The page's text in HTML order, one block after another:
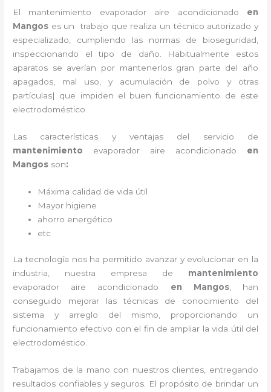
El mantenimiento evaporadoraire acondicionado en
Mangos es un
trabajo que realiza un técnico autorizado y
especializado, cumpliendo las normas de bioseguridad,
inspeccionando el tipo de daño. Habitualmente estos
aparatos se averían por mantenerlos gran parte del año
apagados, mal uso, y acumulación de polvo y otras
partículas| que impiden el buen funcionamiento de este
electrodoméstico.
Las características y ventajas del servicio de
mantenimiento evaporador aire acondicionado en
Mangos son:
Máxima calidad de vida útil
Mayor higiene
ahorro energético
etc
La tecnología nos ha permitido avanzar y evolucionar en la
industria, nuestra empresa de mantenimiento
evaporador aire acondicionado en Mangos, han
conseguido mejorar las técnicas de conocimiento del
sistema y arreglo del mismo, proporcionando un
funcionamiento efectivo con el fin de ampliar la vida útil del
electrodoméstico.
Trabajamos de la mano con nuestros clientes, entregando
resultados confiables y seguros. El propósito de brindar un